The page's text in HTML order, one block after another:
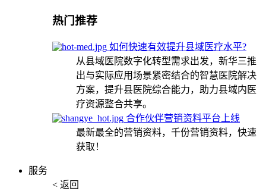
热门推荐
如何快速有效提升县域医疗水平?
从县域医院数字化转型需求出发，新华三推
出与实际应用场景紧密结合的智慧医院解决
方案，提升县医院综合能力，助力县域内医
疗资源整合共享。
合作伙伴营销资料平台上线
最新最全的营销资料，千份营销资料，快速
获取！
服务
< 返回